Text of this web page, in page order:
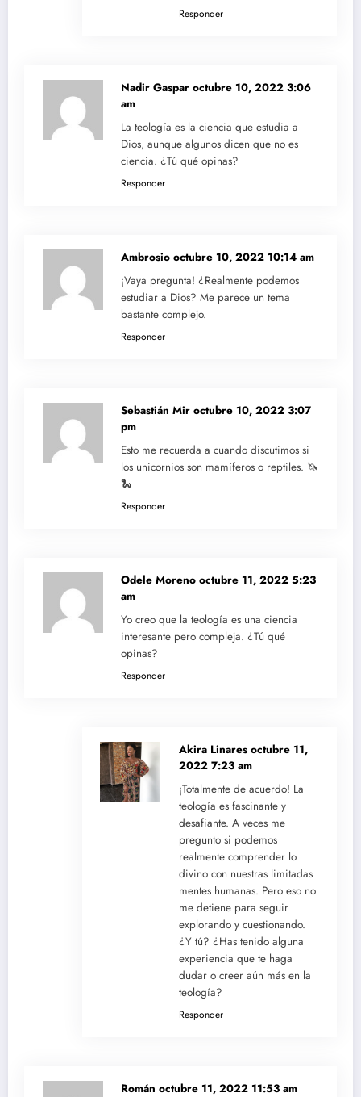
Responder
Nadir Gaspar octubre 10, 2022 3:06
am
La teología es la ciencia que estudia a
Dios, aunque algunos dicen que no es
ciencia. ¿Tú qué opinas?
Responder
Ambrosio octubre 10, 2022 10:14 am
¡Vaya pregunta! ¿Realmente podemos
estudiar a Dios? Me parece un tema
bastante complejo.
Responder
Sebastián Mir octubre 10, 2022 3:07
pm
Esto me recuerda a cuando discutimos si
los unicornios son mamíferos o reptiles. 🦄
🐍
Responder
Odele Moreno octubre 11, 2022 5:23
am
Yo creo que la teología es una ciencia
interesante pero compleja. ¿Tú qué
opinas?
Responder
Akira Linares octubre 11,
2022 7:23 am
¡Totalmente de acuerdo! La
teología es fascinante y
desafiante. A veces me
pregunto si podemos
realmente comprender lo
divino con nuestras limitadas
mentes humanas. Pero eso no
me detiene para seguir
explorando y cuestionando.
¿Y tú? ¿Has tenido alguna
experiencia que te haga
dudar o creer aún más en la
teología?
Responder
Román octubre 11, 2022 11:53 am